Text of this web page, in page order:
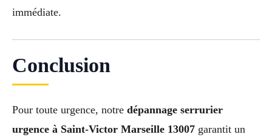
immédiate.
Conclusion
Pour toute urgence, notre dépannage serrurier
urgence à Saint-Victor Marseille 13007 garantit un